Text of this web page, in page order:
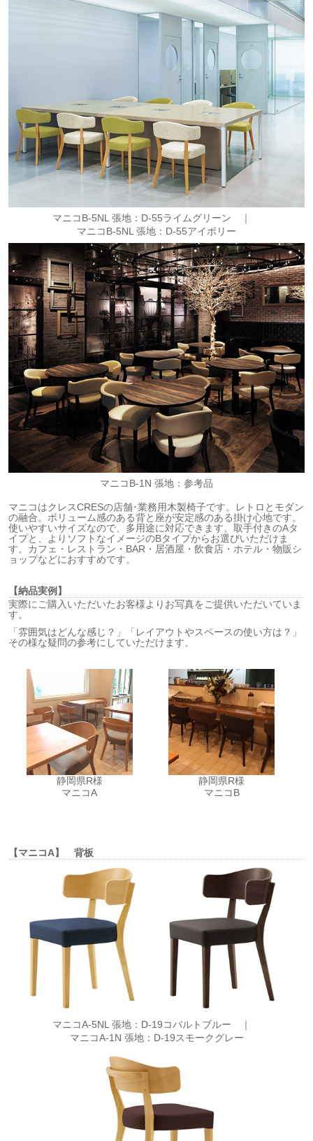
マニコB-5NL 張地：D-55ライムグリーン ｜
マニコB-5NL 張地：D-55アイボリー
マニコB-1N 張地：参考品
マニコはクレスCRESの店舗･業務用木製椅子です。レトロとモダン
の融合。ボリューム感のある背と座が安定感のある掛け心地です。
使いやすいサイズなので、多用途に対応できます。取手付きのAタ
イプと、よりソフトなイメージのBタイプからお選びいただけま
す。カフェ・レストラン・BAR・居酒屋・飲食店・ホテル・物販シ
ョップなどにおすすめです。
【納品実例】
実際にご購入いただいたお客様よりお写真をご提供いただいていま
す。
「雰囲気はどんな感じ？」「レイアウトやスペースの使い方は？」
その様な疑問の参考にしていただけます。
静岡県R様
マニコA
静岡県R様
マニコB
【マニコA】 背板
マニコA-5NL 張地：D-19コバルトブルー ｜
マニコA-1N 張地：D-19スモークグレー